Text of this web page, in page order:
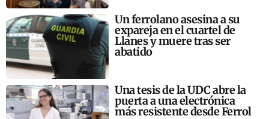
Un ferrolano asesina a su
expareja en el cuartel de
Llanes y muere tras ser
abatido
Una tesis de la UDC abre la
puerta a una electrónica
más resistente desde Ferrol